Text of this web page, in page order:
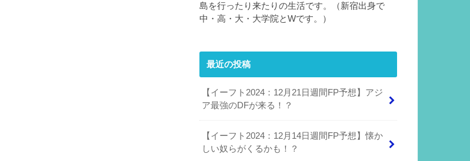
島を行ったり来たりの生活です。（新宿出身で
中・高・大・大学院とWです。）
最近の投稿
【イーフト2024：12月21日週間FP予想】アジ
ア最強のDFが来る！？
【イーフト2024：12月14日週間FP予想】懐か
しい奴らがくるかも！？